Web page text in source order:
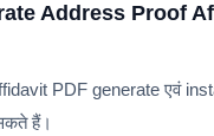
Address Proof
PDF generate एवं
हैं।